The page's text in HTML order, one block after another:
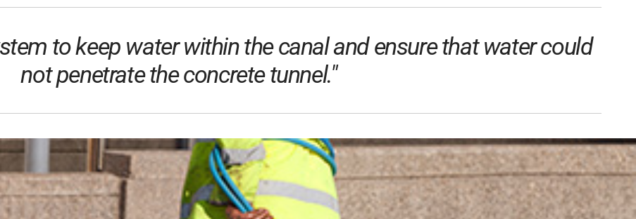
to keep water within the canal and ensure that water could
not penetrate the concrete tunnel."